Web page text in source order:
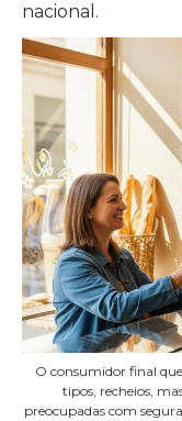
nacional.
O consumidor final
tipos, recheios,
preocupadas com